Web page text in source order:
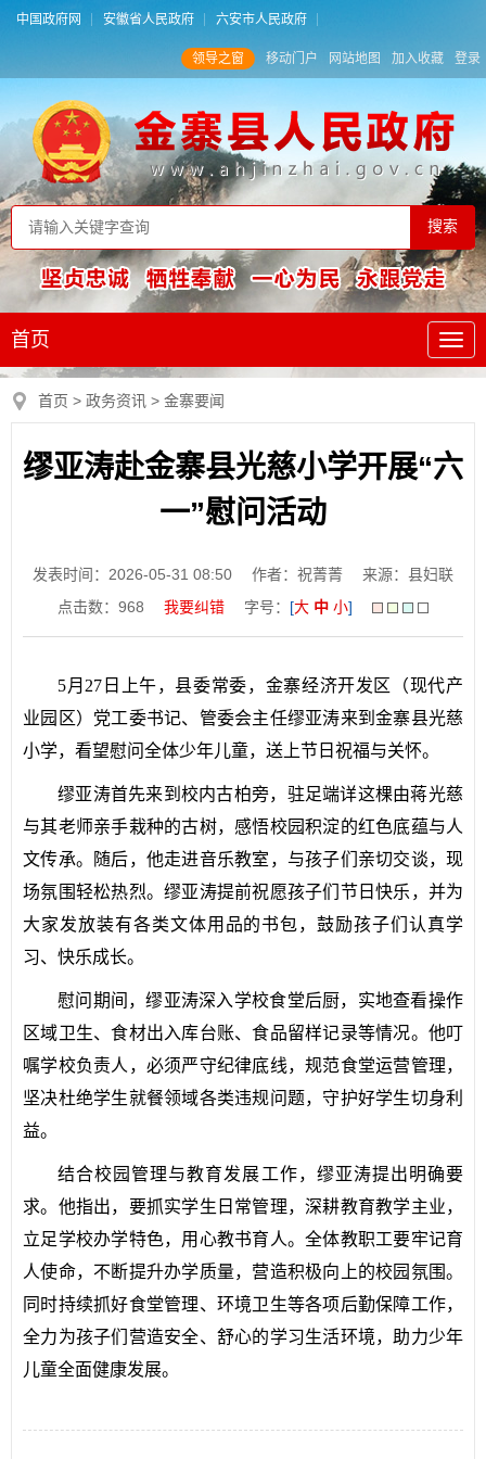
中国政府网 安徽省人民政府 六安市人民政府
领导之窗 移动门户 网站地图 加入收藏 登录
首页
首页 > 政务资讯 > 金寨要闻
缪亚涛赴金寨县光慈小学开展“六
一”慰问活动
发表时间：2026-05-31 08:50 作者：祝菁菁
来源：县妇联
点击数： 968 我要纠错 字号： [大 中 小]
5月27日上午，县委常委，金寨经济开发区（现代产
业园区）党工委书记、管委会主任缪亚涛来到金寨县光慈
小学，看望慰问全体少年儿童，送上节日祝福与关怀。
缪亚涛首先来到校内古柏旁，驻足端详这棵由蒋光慈
与其老师亲手栽种的古树，感悟校园积淀的红色底蕴与人
文传承。随后，他走进音乐教室，与孩子们亲切交谈，现
场氛围轻松热烈。缪亚涛提前祝愿孩子们节日快乐，并为
大家发放装有各类文体用品的书包，鼓励孩子们认真学
习、快乐成长。
慰问期间，缪亚涛深入学校食堂后厨，实地查看操作
区域卫生、食材出入库台账、食品留样记录等情况。他叮
嘱学校负责人，必须严守纪律底线，规范食堂运营管理，
坚决杜绝学生就餐领域各类违规问题，守护好学生切身利
益。
结合校园管理与教育发展工作，缪亚涛提出明确要
求。他指出，要抓实学生日常管理，深耕教育教学主业，
立足学校办学特色，用心教书育人。全体教职工要牢记育
人使命，不断提升办学质量，营造积极向上的校园氛围。
同时持续抓好食堂管理、环境卫生等各项后勤保障工作，
全力为孩子们营造安全、舒心的学习生活环境，助力少年
儿童全面健康发展。